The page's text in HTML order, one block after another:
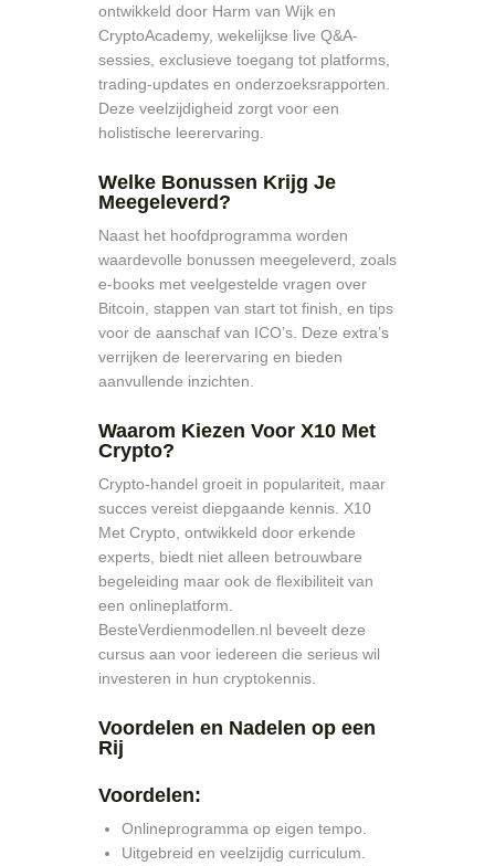
ontwikkeld door Harm van Wijk en
CryptoAcademy, wekelijkse live Q&A-
sessies, exclusieve toegang tot platforms,
trading-updates en onderzoeksrapporten.
Deze veelzijdigheid zorgt voor een
holistische leerervaring.
Welke Bonussen Krijg Je
Meegeleverd?
Naast het hoofdprogramma worden
waardevolle bonussen meegeleverd, zoals
e-books met veelgestelde vragen over
Bitcoin, stappen van start tot finish, en tips
voor de aanschaf van ICO’s. Deze extra’s
verrijken de leerervaring en bieden
aanvullende inzichten.
Waarom Kiezen Voor X10 Met
Crypto?
Crypto-handel groeit in populariteit, maar
succes vereist diepgaande kennis. X10
Met Crypto, ontwikkeld door erkende
experts, biedt niet alleen betrouwbare
begeleiding maar ook de flexibiliteit van
een onlineplatform.
BesteVerdienmodellen.nl beveelt deze
cursus aan voor iedereen die serieus wil
investeren in hun cryptokennis.
Voordelen en Nadelen op een
Rij
Voordelen:
Onlineprogramma op eigen tempo.
Uitgebreid en veelzijdig curriculum.